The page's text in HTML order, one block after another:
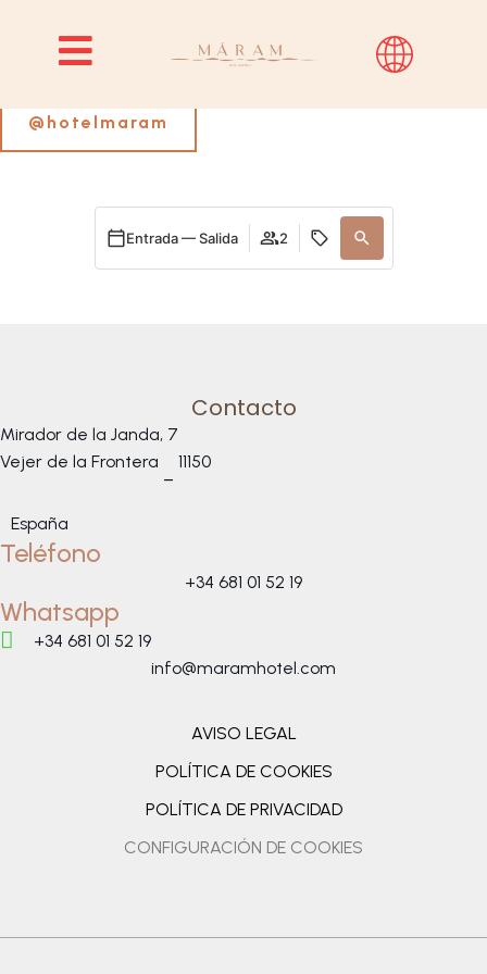
Siguenos en Instagram
@hotelmaram
Entrada — Salida 2
Contacto
Mirador de la Janda, 7
Vejer de la Frontera
–
11150
España
Teléfono
+34 681 01 52 19
Whatsapp
+34 681 01 52 19
info@maramhotel.com
AVISO LEGAL
POLÍTICA DE COOKIES
POLÍTICA DE PRIVACIDAD
CONFIGURACIÓN DE COOKIES